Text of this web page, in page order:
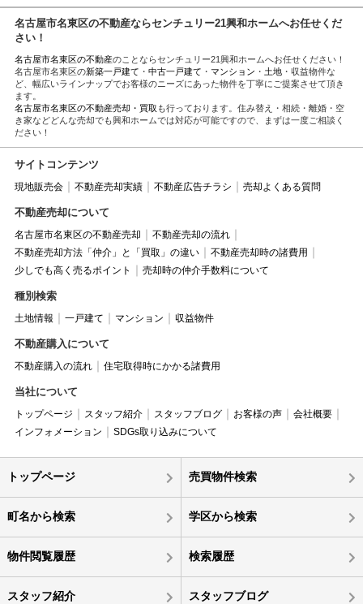
名古屋市名東区の不動産ならセンチュリー21興和ホームへお任せくだ
さい！
名古屋市名東区の不動産のことならセンチュリー21興和ホームへお任せください！
名古屋市名東区の新築一戸建て ・ 中古一戸建て ・ マンション ・ 土地・収益物件な
ど、幅広いラインナップでお客様のニーズにあった物件を丁寧にご提案させて頂き
ます。
名古屋市名東区の不動産売却・買取 も行っております。住み替え・相続・離婚・空
き家などどんな売却でも興和ホームでは対応が可能ですので、まずは一度ご相談く
ださい！
サイトコンテンツ
現地販売会 不動産売却実績 不動産広告チラシ 売却よくある質問
不動産売却について
名古屋市名東区の不動産売却
不動産売却の流れ
不動産売却方法「仲介」と「買取」の違い
不動産売却時の諸費用
少しでも高く売るポイント
売却時の仲介手数料について
種別検索
土地情報 一戸建て マンション 収益物件
不動産購入について
不動産購入の流れ 住宅取得時にかかる諸費用
当社について
トップページ スタッフ紹介 スタッフブログ お客様の声
会社概要
インフォメーション
SDGs取り込みについて
トップページ 売買物件検索
町名から検索 学区から検索
物件閲覧履歴 検索履歴
スタッフ紹介 スタッフブログ